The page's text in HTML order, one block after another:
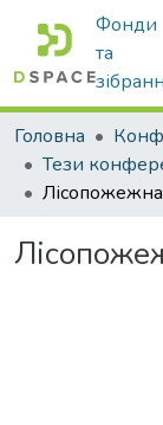
Фонди
та
Головна